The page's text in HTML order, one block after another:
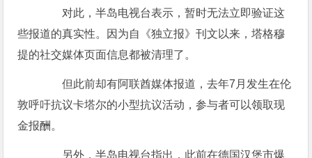
对此，半岛电视台表示，暂时无法立即验证这
些报道的真实性。因为自《独立报》刊文以来，塔格穆
提的社交媒体页面信息都被清理了。
但此前却有阿联酋媒体报道，去年7月发生在伦
敦呼吁抗议卡塔尔的小型抗议活动，参与者可以领取现
金报酬。
另外，半岛电视台指出，此前在德国汉堡市爆